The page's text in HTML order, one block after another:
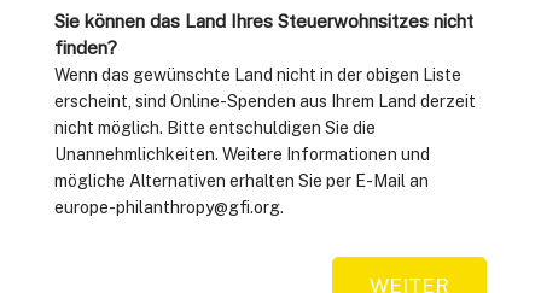
Sie können das Land Ihres Steuerwohnsitzes nicht
finden?
Wenn das gewünschte Land nicht in der obigen Liste
erscheint, sind Online-Spenden aus Ihrem Land derzeit
nicht möglich. Bitte entschuldigen Sie die
Unannehmlichkeiten. Weitere Informationen und
mögliche Alternativen erhalten Sie per E-Mail an
europe-philanthropy@gfi.org.
WEITER